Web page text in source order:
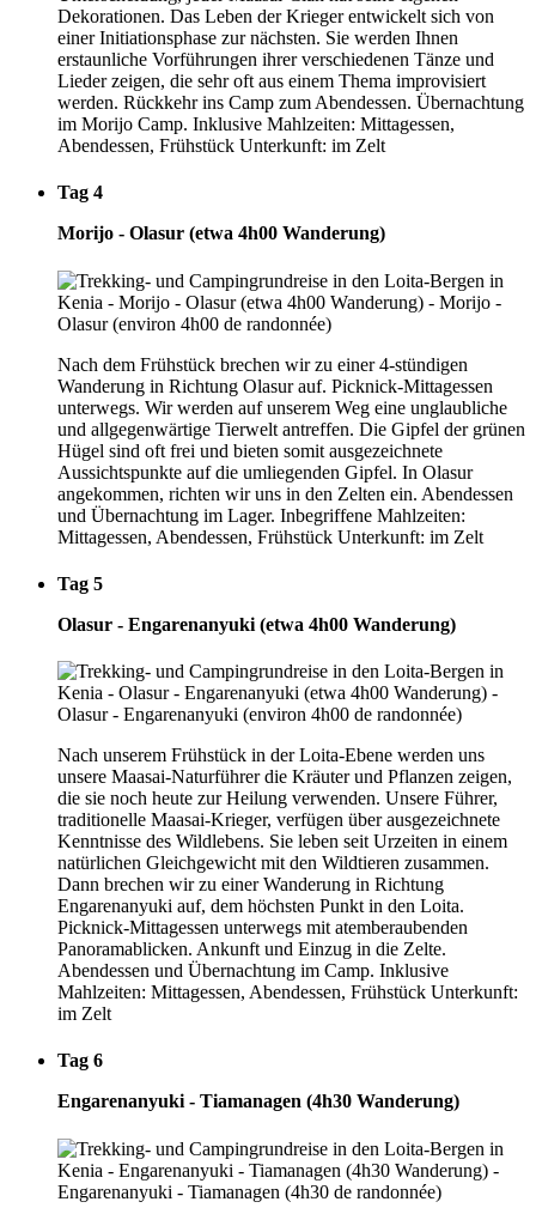
Dekorationen. Das Leben der Krieger entwickelt sich von
einer Initiationsphase zur nächsten. Sie werden Ihnen
erstaunliche Vorführungen ihrer verschiedenen Tänze und
Lieder zeigen, die sehr oft aus einem Thema improvisiert
werden. Rückkehr ins Camp zum Abendessen. Übernachtung
im Morijo Camp. Inklusive Mahlzeiten: Mittagessen,
Abendessen, Frühstück Unterkunft: im Zelt
Tag 4
Morijo - Olasur (etwa 4h00 Wanderung)
Nach dem Frühstück brechen wir zu einer 4-stündigen
Wanderung in Richtung Olasur auf. Picknick-Mittagessen
unterwegs. Wir werden auf unserem Weg eine unglaubliche
und allgegenwärtige Tierwelt antreffen. Die Gipfel der grünen
Hügel sind oft frei und bieten somit ausgezeichnete
Aussichtspunkte auf die umliegenden Gipfel. In Olasur
angekommen, richten wir uns in den Zelten ein. Abendessen
und Übernachtung im Lager. Inbegriffene Mahlzeiten:
Mittagessen, Abendessen, Frühstück Unterkunft: im Zelt
Tag 5
Olasur - Engarenanyuki (etwa 4h00 Wanderung)
Nach unserem Frühstück in der Loita-Ebene werden uns
unsere Maasai-Naturführer die Kräuter und Pflanzen zeigen,
die sie noch heute zur Heilung verwenden. Unsere Führer,
traditionelle Maasai-Krieger, verfügen über ausgezeichnete
Kenntnisse des Wildlebens. Sie leben seit Urzeiten in einem
natürlichen Gleichgewicht mit den Wildtieren zusammen.
Dann brechen wir zu einer Wanderung in Richtung
Engarenanyuki auf, dem höchsten Punkt in den Loita.
Picknick-Mittagessen unterwegs mit atemberaubenden
Panoramablicken. Ankunft und Einzug in die Zelte.
Abendessen und Übernachtung im Camp. Inklusive
Mahlzeiten: Mittagessen, Abendessen, Frühstück Unterkunft:
im Zelt
Tag 6
Engarenanyuki - Tiamanagen (4h30 Wanderung)